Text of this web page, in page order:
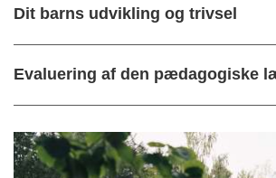
Dit barns udvikling og trivsel
Evaluering af den pædagogiske